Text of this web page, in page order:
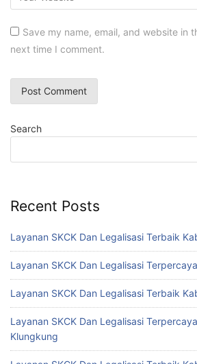
Save my name, email, and website in
next time I comment.
Search
Recent Posts
Layanan SKCK Dan Legalisasi Terbaik
Layanan SKCK Dan Legalisasi
Layanan SKCK Dan Legalisasi Terbaik
Layanan SKCK Dan Legalisasi
Klungkung